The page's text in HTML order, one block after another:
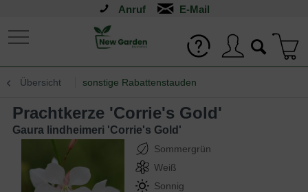
Anruf
Übersicht sonstige Rabattenstauden
Prachtkerze 'Corrie's Gold'
Gaura lindheimeri 'Corrie's Gold'
Sommergrün
Weiß
Sonnig